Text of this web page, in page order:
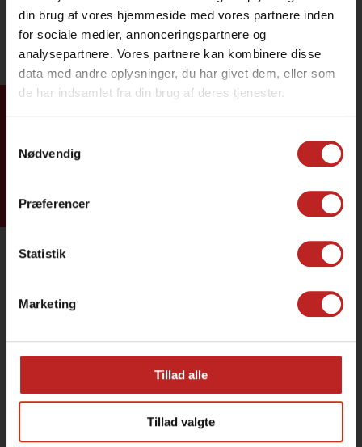
din brug af vores hjemmeside med vores partnere inden
for sociale medier, annonceringspartnere og
analysepartnere. Vores partnere kan kombinere disse
data med andre oplysninger, du har givet dem, eller som
de har indsamlet fra din brug af deres tjenester.
Nødvendig
Præferencer
Statistik
Marketing
Tillad alle
Tillad valgte
Tilmeld dig